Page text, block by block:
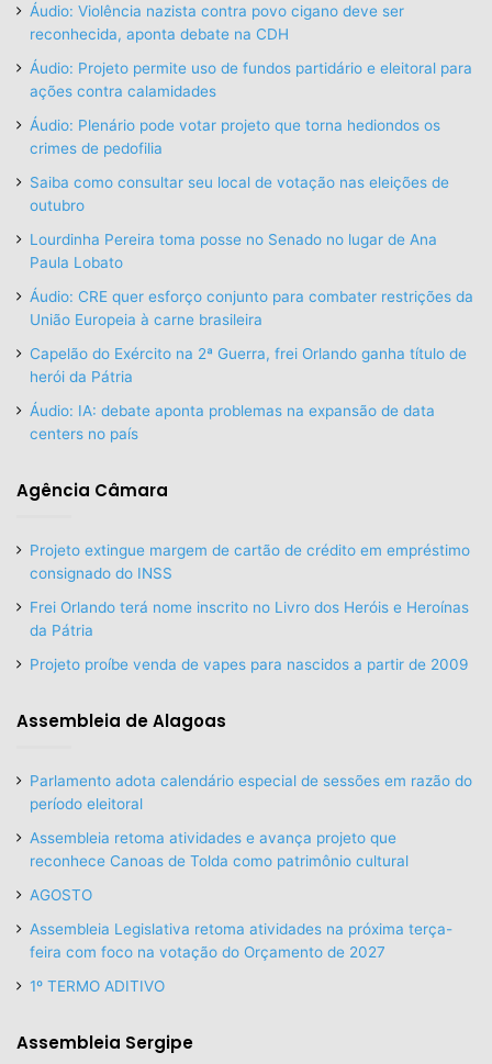
Áudio: Violência nazista contra povo cigano deve ser
reconhecida, aponta debate na CDH
Áudio: Projeto permite uso de fundos partidário e eleitoral para
ações contra calamidades
Áudio: Plenário pode votar projeto que torna hediondos os
crimes de pedofilia
Saiba como consultar seu local de votação nas eleições de
outubro
Lourdinha Pereira toma posse no Senado no lugar de Ana
Paula Lobato
Áudio: CRE quer esforço conjunto para combater restrições da
União Europeia à carne brasileira
Capelão do Exército na 2ª Guerra, frei Orlando ganha título de
herói da Pátria
Áudio: IA: debate aponta problemas na expansão de data
centers no país
Agência Câmara
Projeto extingue margem de cartão de crédito em empréstimo
consignado do INSS
Frei Orlando terá nome inscrito no Livro dos Heróis e Heroínas
da Pátria
Projeto proíbe venda de vapes para nascidos a partir de 2009
Assembleia de Alagoas
Parlamento adota calendário especial de sessões em razão do
período eleitoral
Assembleia retoma atividades e avança projeto que
reconhece Canoas de Tolda como patrimônio cultural
AGOSTO
Assembleia Legislativa retoma atividades na próxima terça-
feira com foco na votação do Orçamento de 2027
1º TERMO ADITIVO
Assembleia Sergipe